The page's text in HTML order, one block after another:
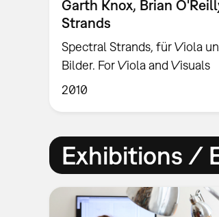
Garth Knox, Brian
Strands
Spectral Strands, für Viola
Bilder. For Viola and Visuals
2010
Exhibitions /